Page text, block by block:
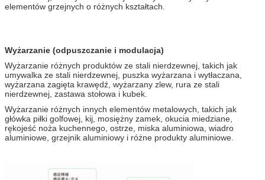
elementów grzejnych o różnych kształtach.
Wyżarzanie (odpuszczanie i modulacja)
Wyżarzanie różnych produktów ze stali nierdzewnej, takich jak
umywalka ze stali nierdzewnej, puszka wyżarzana i wytłaczana,
wyżarzana zagięta krawędź, wyżarzany zlew, rura ze stali
nierdzewnej, zastawa stołowa i kubek.
Wyżarzanie różnych innych elementów metalowych, takich jak
główka piłki golfowej, kij, mosiężny zamek, okucia miedziane,
rękojeść noża kuchennego, ostrze, miska aluminiowa, wiadro
aluminiowe, grzejnik aluminiowy i różne produkty aluminiowe.